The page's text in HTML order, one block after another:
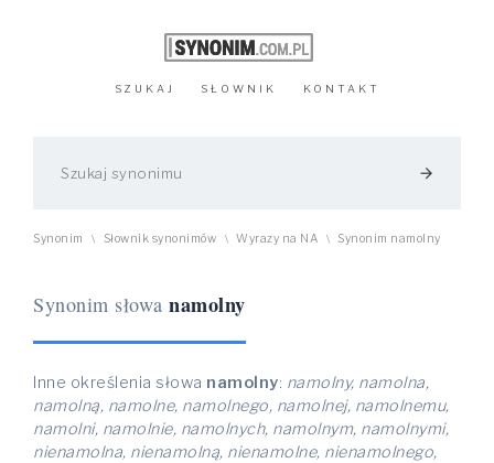
SZUKAJ SŁOWNIK KONTAKT
arrow_forward
Synonim \ Słownik synonimów \ Wyrazy na NA \ Synonim namolny
Synonim słowa namolny
Inne określenia słowa namolny: namolny, namolna,
namolną, namolne, namolnego, namolnej, namolnemu,
namolni, namolnie, namolnych, namolnym, namolnymi,
nienamolna, nienamolną, nienamolne, nienamolnego,